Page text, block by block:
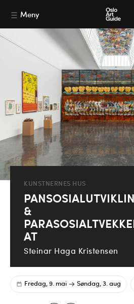
Meny
KUNSTNERNES HUS
&
AT
Steinar Haga Kristensen
Fredag, 9. mai Søndag, 3. aug